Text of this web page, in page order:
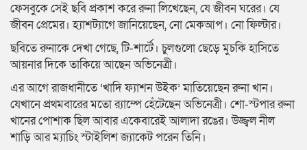
ফেসবুকে সেই ছবি প্রকাশ করে রুনা লিখেছেন, যে জীবন ঘরের। যে
জীবন প্রেমের। হ্যাশট্যাগে জানিয়েছেন, নো মেকআপ। নো ফিল্টার।
ছবিতে রুনাকে দেখা গেছে, টি-শার্টে। চুলগুলো ছেড়ে মুচকি হাসিতে
আয়নার দিকে তাকিয়ে আছেন অভিনেত্রী।
এর আগে রাজধানীতে ‘খাদি ফ্যাশন উইক’ মাতিয়েছেন রুনা খান।
যেখানে প্রথমবারের মতো র‌্যাম্পে হেঁটেছেন অভিনেত্রী। শো-স্টপার রুনা
খানের পোশাক ছিল আবার একেবারেই আলাদা রঙের। উজ্জ্বল নীল
শাড়ি আর ম্যাচিং স্টাইলিশ জ্যাকেট পরেন তিনি।